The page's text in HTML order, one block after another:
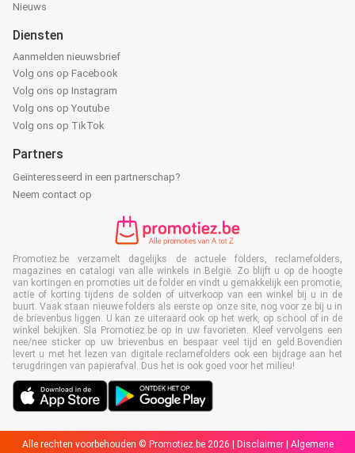
Nieuws
Diensten
Aanmelden nieuwsbrief
Volg ons op Facebook
Volg ons op Instagram
Volg ons op Youtube
Volg ons op TikTok
Partners
Geïnteresseerd in een partnerschap?
Neem contact op
Promotiez.be verzamelt dagelijks de actuele folders, reclamefolders,
magazines en catalogi van alle winkels in België. Zo blijft u op de hoogte
van kortingen en promoties uit de folder en vindt u gemakkelijk een promotie,
actie of korting tijdens de solden of uitverkoop van een winkel bij u in de
buurt. Vaak staan nieuwe folders als eerste op onze site, nog voor ze bij u in
de brievenbus liggen. U kan ze uiteraard ook op het werk, op school of in de
winkel bekijken. Sla Promotiez.be op in uw favorieten. Kleef vervolgens een
nee/nee sticker op uw brievenbus en bespaar veel tijd en geld.Bovendien
levert u met het lezen van digitale reclamefolders ook een bijdrage aan het
terugdringen van papierafval. Dus het is ook goed voor het milieu!
Alle rechten voorbehouden © Promotiez.be 2026 | Disclaimer| Algemene